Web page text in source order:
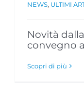
NEWS, ULTIMI
Novità
convegno a
Scopri di più